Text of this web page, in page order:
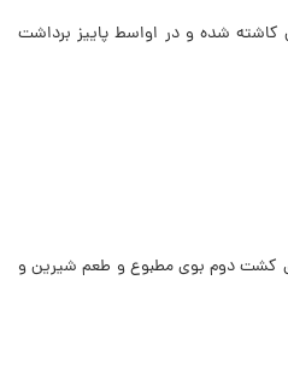
شده و در اواسط پاییز برداشت
کشت دوم بوی مطبوع و طعم شیرین و